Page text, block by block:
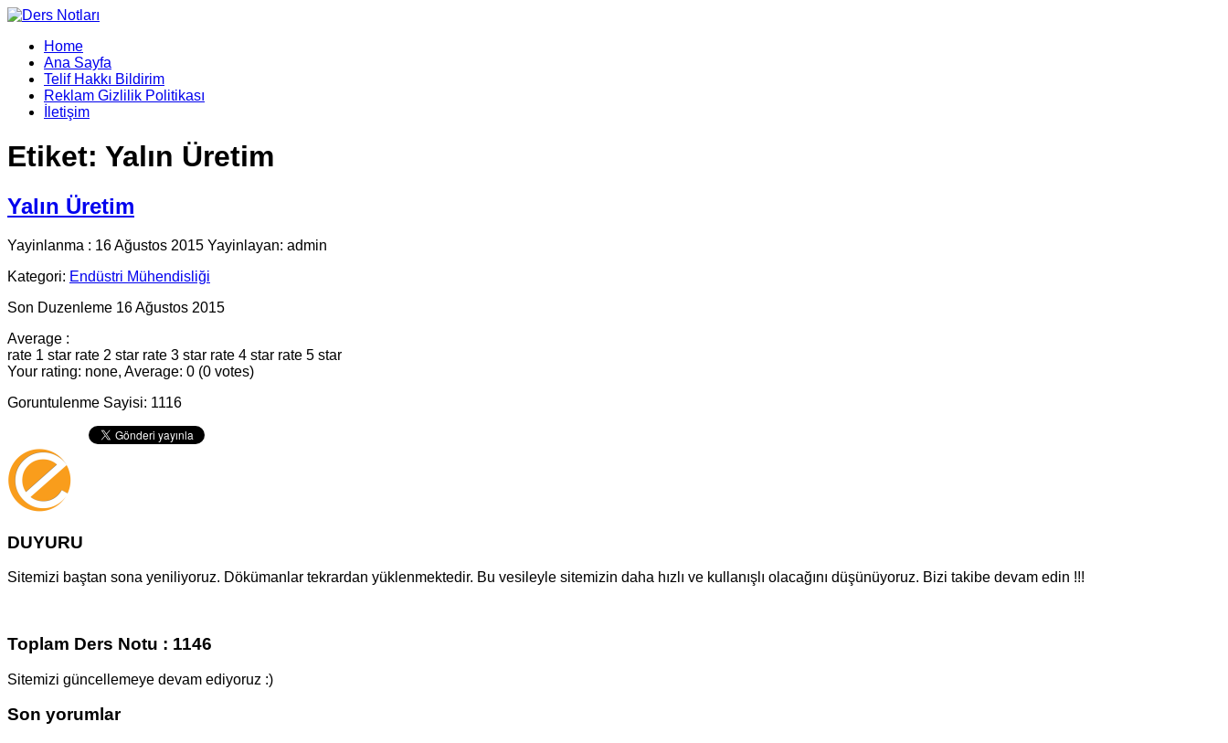
Home
Ana Sayfa
Telif Hakkı Bildirim
Reklam Gizlilik Politikası
İletişim
Etiket: Yalın Üretim
Yalın Üretim
Yayinlanma : 16 Ağustos 2015 Yayinlayan: admin
Kategori: Endüstri Mühendisliği
Son Duzenleme 16 Ağustos 2015
Average :
rate 1 star rate 2 star rate 3 star rate 4 star rate 5 star
Your rating: none, Average: 0 (0 votes)
Goruntulenme Sayisi: 1116
DUYURU
Sitemizi baştan sona yeniliyoruz. Dökümanlar tekrardan yüklenmektedir. Bu vesileyle sitemizin daha hızlı ve kullanışlı olacağını düşünüyoruz. Bizi takibe devam edin !!!
Toplam Ders Notu : 1146
Sitemizi güncellemeye devam ediyoruz :)
Son yorumlar